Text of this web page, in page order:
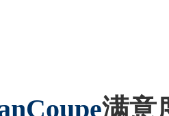
满意